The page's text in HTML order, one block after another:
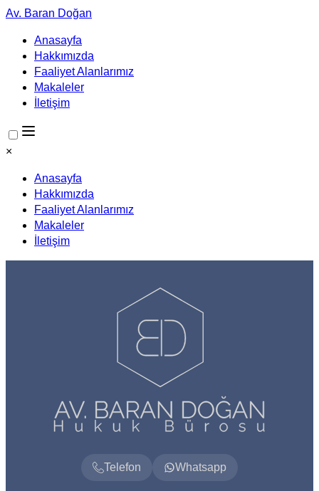
Av. Baran Doğan
Anasayfa
Hakkımızda
Faaliyet Alanlarımız
Makaleler
İletişim
×
Anasayfa
Hakkımızda
Faaliyet Alanlarımız
Makaleler
İletişim
Telefon Whatsapp